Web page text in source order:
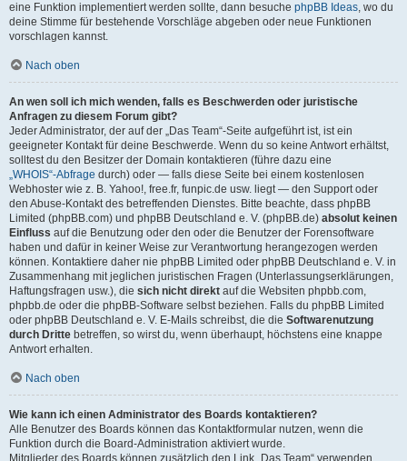
eine Funktion implementiert werden sollte, dann besuche phpBB Ideas, wo du
deine Stimme für bestehende Vorschläge abgeben oder neue Funktionen
vorschlagen kannst.
Nach oben
An wen soll ich mich wenden, falls es Beschwerden oder juristische
Anfragen zu diesem Forum gibt?
Jeder Administrator, der auf der „Das Team“-Seite aufgeführt ist, ist ein
geeigneter Kontakt für deine Beschwerde. Wenn du so keine Antwort erhältst,
solltest du den Besitzer der Domain kontaktieren (führe dazu eine
„WHOIS“-Abfrage durch) oder — falls diese Seite bei einem kostenlosen
Webhoster wie z. B. Yahoo!, free.fr, funpic.de usw. liegt — den Support oder
den Abuse-Kontakt des betreffenden Dienstes. Bitte beachte, dass phpBB
Limited (phpBB.com) und phpBB Deutschland e. V. (phpBB.de) absolut keinen
Einfluss auf die Benutzung oder den oder die Benutzer der Forensoftware
haben und dafür in keiner Weise zur Verantwortung herangezogen werden
können. Kontaktiere daher nie phpBB Limited oder phpBB Deutschland e. V. in
Zusammenhang mit jeglichen juristischen Fragen (Unterlassungserklärungen,
Haftungsfragen usw.), die sich nicht direkt auf die Websiten phpbb.com,
phpbb.de oder die phpBB-Software selbst beziehen. Falls du phpBB Limited
oder phpBB Deutschland e. V. E-Mails schreibst, die die Softwarenutzung
durch Dritte betreffen, so wirst du, wenn überhaupt, höchstens eine knappe
Antwort erhalten.
Nach oben
Wie kann ich einen Administrator des Boards kontaktieren?
Alle Benutzer des Boards können das Kontaktformular nutzen, wenn die
Funktion durch die Board-Administration aktiviert wurde.
Mitglieder des Boards können zusätzlich den Link „Das Team“ verwenden.